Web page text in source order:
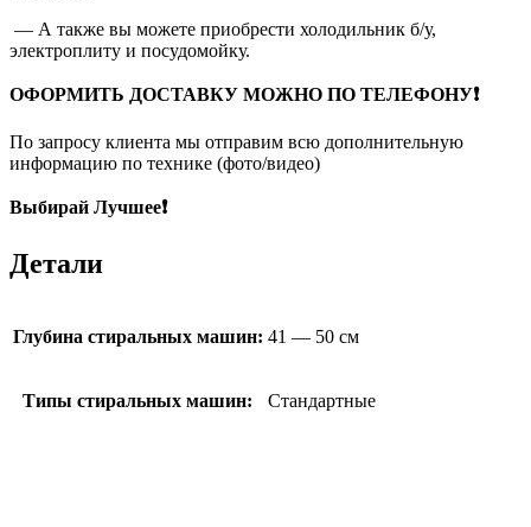
— А также вы можете приобрести холодильник б/у,
электроплиту и посудомойку.
ОФОРМИТЬ ДОСТАВКУ МОЖНО ПО ТЕЛЕФОНУ❗
По запросу клиента мы отправим всю дополнительную
информацию по технике (фото/видео)
Выбирай Лучшее❗
Детали
Глубина стиральных машин: 41 — 50 см
Типы стиральных машин: Стандартные